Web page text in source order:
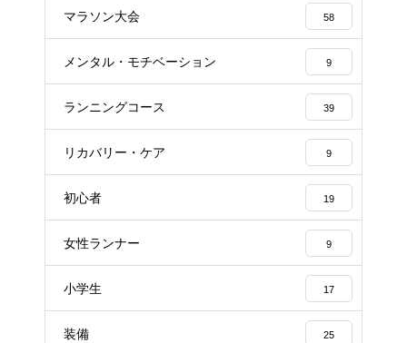
マラソン大会 58
メンタル・モチベーション 9
ランニングコース 39
リカバリー・ケア 9
初心者 19
女性ランナー 9
小学生 17
装備 25